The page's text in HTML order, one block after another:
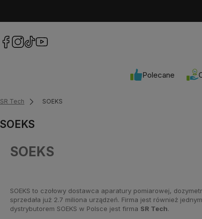
Polecane
SR Tech SOEKS
SOEKS
SOEKS
SOEKS to czołowy dostawca aparatury pomiarowej,
sprzedała już 2.7 miliona urządzeń. Firma jest również
dystrybutorem SOEKS w Polsce jest firma SR Tech.